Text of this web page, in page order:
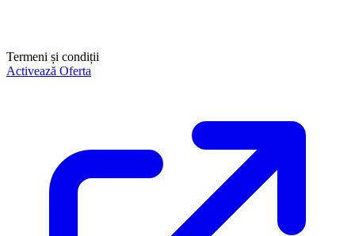
Termeni și condiții
Activează Oferta